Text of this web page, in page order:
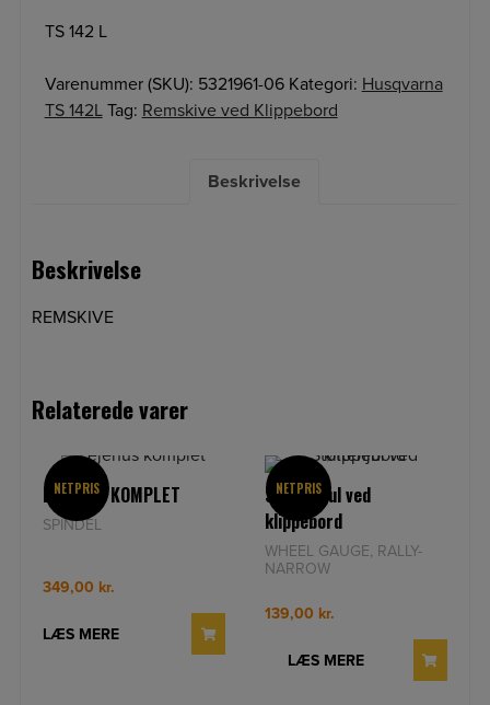
TS 142 L
Varenummer (SKU): 5321961-06 Kategori: Husqvarna
TS 142L Tag: Remskive ved Klippebord
Beskrivelse
Beskrivelse
REMSKIVE
Relaterede varer
NETPRIS
LEJEHUS KOMPLET
SPINDEL
349,00 kr.
LÆS MERE
NETPRIS
Støttehjul ved
klippebord
WHEEL GAUGE, RALLY-
NARROW
139,00 kr.
LÆS MERE